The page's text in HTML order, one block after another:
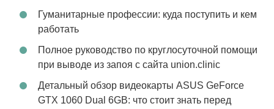
Гуманитарные профессии: куда поступить и кем
работать
Полное руководство по круглосуточной помощи
при выводе из запоя с сайта union.clinic
Детальный обзор видеокарты ASUS GeForce
GTX 1060 Dual 6GB: что стоит знать перед